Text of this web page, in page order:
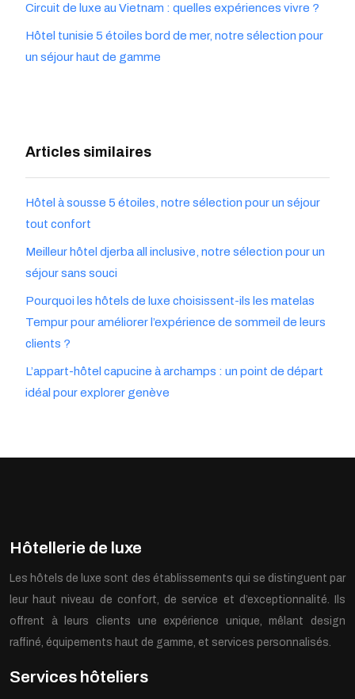
Circuit de luxe au Vietnam : quelles expériences vivre ?
Hôtel tunisie 5 étoiles bord de mer, notre sélection pour
un séjour haut de gamme
Articles similaires
Hôtel à sousse 5 étoiles, notre sélection pour un séjour
tout confort
Meilleur hôtel djerba all inclusive, notre sélection pour un
séjour sans souci
Pourquoi les hôtels de luxe choisissent-ils les matelas
Tempur pour améliorer l’expérience de sommeil de leurs
clients ?
L’appart-hôtel capucine à archamps : un point de départ
idéal pour explorer genève
Hôtellerie de luxe
Les hôtels de luxe sont des établissements qui se distinguent par
leur haut niveau de confort, de service et d’exceptionnalité. Ils
offrent à leurs clients une expérience unique, mêlant design
raffiné, équipements haut de gamme, et services personnalisés.
Services hôteliers